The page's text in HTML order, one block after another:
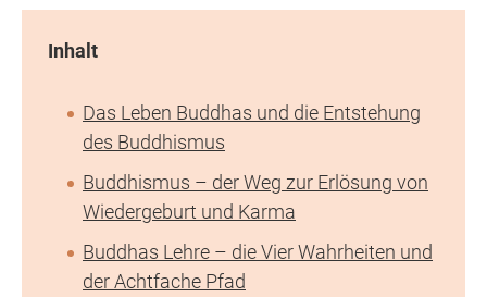
Inhalt
Das Leben Buddhas und die Entstehung
des Buddhismus
Buddhismus – der Weg zur Erlösung von
Wiedergeburt und Karma
Buddhas Lehre – die Vier Wahrheiten und
der Achtfache Pfad